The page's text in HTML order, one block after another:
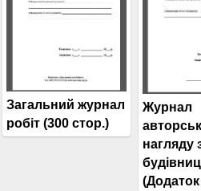
Загальний журнал
робіт (300 стор.)
Журнал
нагляду